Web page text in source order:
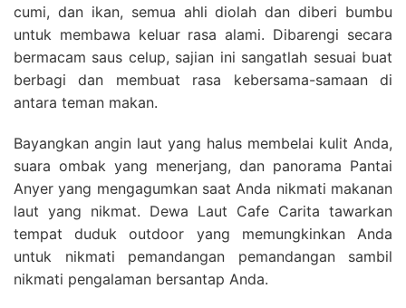
cumi, dan ikan, semua ahli diolah dan diberi bumbu
untuk membawa keluar rasa alami. Dibarengi secara
bermacam saus celup, sajian ini sangatlah sesuai buat
berbagi dan membuat rasa kebersama-samaan di
antara teman makan.
Bayangkan angin laut yang halus membelai kulit Anda,
suara ombak yang menerjang, dan panorama Pantai
Anyer yang mengagumkan saat Anda nikmati makanan
laut yang nikmat. Dewa Laut Cafe Carita tawarkan
tempat duduk outdoor yang memungkinkan Anda
untuk nikmati pemandangan pemandangan sambil
nikmati pengalaman bersantap Anda.